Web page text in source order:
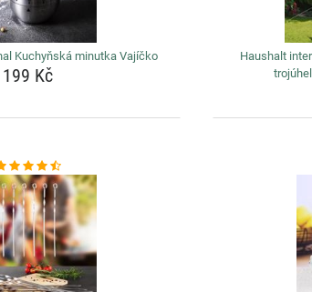
Kuchyňská minutka Vajíčko
199 Kč
Haushalt